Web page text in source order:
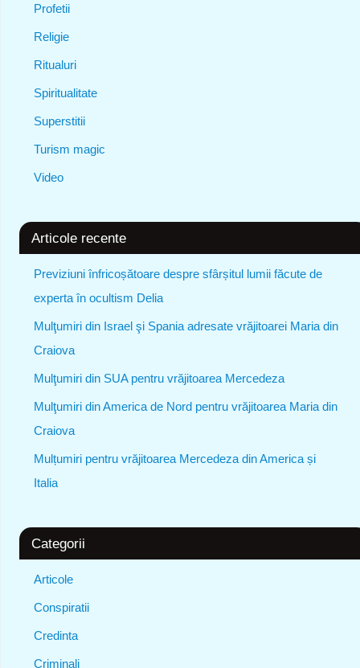
Profetii
Religie
Ritualuri
Spiritualitate
Superstitii
Turism magic
Video
Articole recente
Previziuni înfricoșătoare despre sfârșitul lumii făcute de
experta în ocultism Delia
Mulţumiri din Israel şi Spania adresate vrăjitoarei Maria din
Craiova
Mulţumiri din SUA pentru vrăjitoarea Mercedeza
Mulţumiri din America de Nord pentru vrăjitoarea Maria din
Craiova
Mulțumiri pentru vrăjitoarea Mercedeza din America și
Italia
Categorii
Articole
Conspiratii
Credinta
Criminali